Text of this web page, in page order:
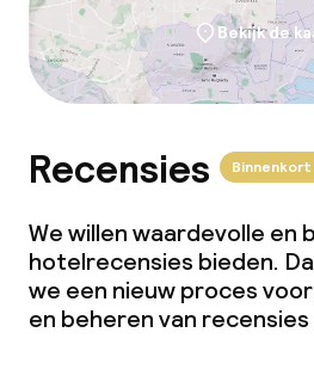
Bekijk de
Recensies
We willen waardevolle en
hotelrecensies bieden.
we een nieuw proces
en beheren van recensies